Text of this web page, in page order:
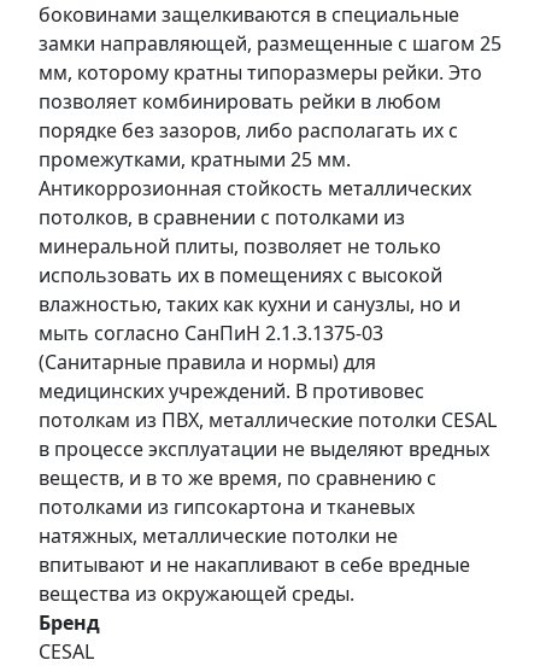
боковинами защелкиваются в специальные
замки направляющей, размещенные с шагом 25
мм, которому кратны типоразмеры рейки. Это
позволяет комбинировать рейки в любом
порядке без зазоров, либо располагать их с
промежутками, кратными 25 мм.
Антикоррозионная стойкость металлических
потолков, в сравнении с потолками из
минеральной плиты, позволяет не только
использовать их в помещениях с высокой
влажностью, таких как кухни и санузлы, но и
мыть согласно СанПиН 2.1.3.1375-03
(Санитарные правила и нормы) для
медицинских учреждений. В противовес
потолкам из ПВХ, металлические потолки CESAL
в процессе эксплуатации не выделяют вредных
веществ, и в то же время, по сравнению с
потолками из гипсокартона и тканевых
натяжных, металлические потолки не
впитывают и не накапливают в себе вредные
вещества из окружающей среды.
Бренд
CESAL